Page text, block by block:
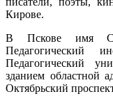
Кирове.
В Пскове имя
Педагогический
зданием областной
Октябрьский